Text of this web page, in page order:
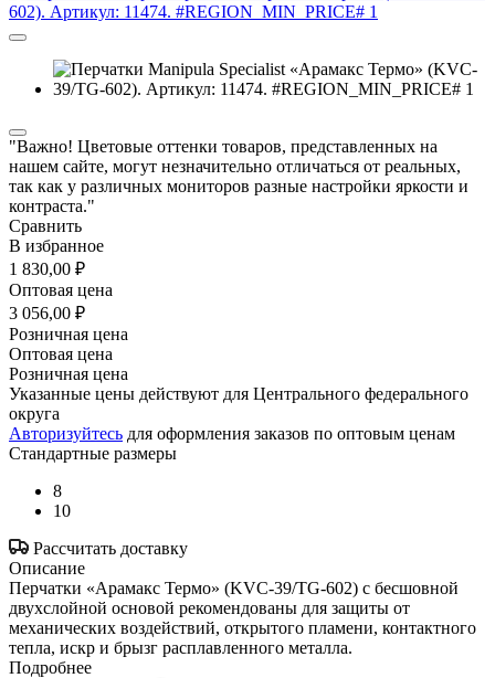
"Важно! Цветовые оттенки товаров, представленных на
нашем сайте, могут незначительно отличаться от реальных,
так как у различных мониторов разные настройки яркости и
контраста."
Сравнить
В избранное
1 830,00 ₽
Оптовая цена
3 056,00 ₽
Розничная цена
Оптовая цена
Розничная цена
Указанные цены действуют для Центрального федерального
округа
Авторизуйтесь для оформления заказов по оптовым ценам
Стандартные размеры
8
10
Рассчитать доставку
Описание
Перчатки «Арамакс Термо» (KVC-39/TG-602) с бесшовной
двухслойной основой рекомендованы для защиты от
механических воздействий, открытого пламени, контактного
тепла, искр и брызг расплавленного металла.
Подробнее